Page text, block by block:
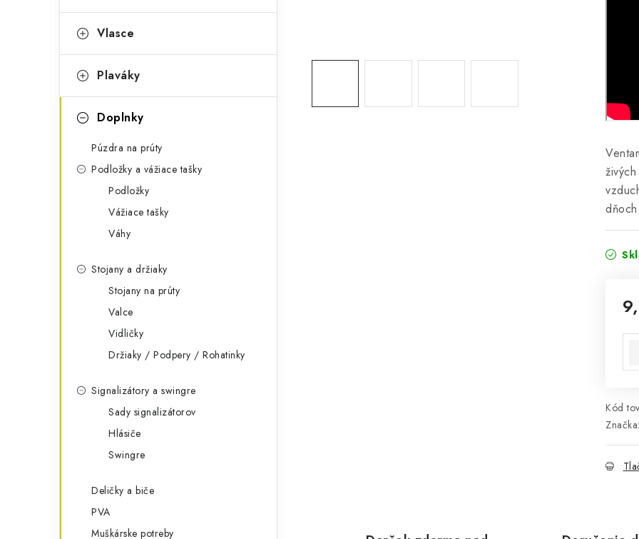
a
n
l
i
Vlasce
Plaváky
Doplnky
Púzdra na prúty
Podložky a vážiace tašky
Podložky
Vážiace tašky
Váhy
Stojany a držiaky
Stojany na prúty
Valce
Vidličky
Držiaky / Podpery / Rohatinky
Signalizátory a swingre
Sady signalizátorov
Hlásiče
Swingre
Deličky a biče
PVA
Muškárske potreby
Kód